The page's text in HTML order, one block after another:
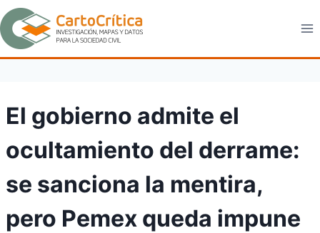
Saltar
al
contenido
El gobierno admite el
ocultamiento del derrame:
se sanciona la mentira,
pero Pemex queda impune